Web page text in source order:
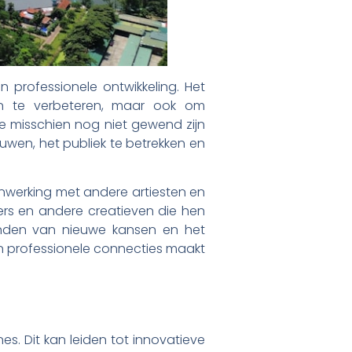
ontwikkeling. Het
te verbeteren, maar ook om
misschien nog niet gewend zijn
het publiek te betrekken en
met andere artiesten en
en andere creatieven die hen
van nieuwe kansen en het
professionele connecties maakt
Dit kan leiden tot innovatieve